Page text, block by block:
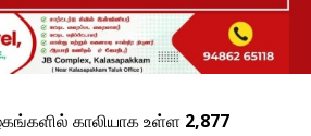
காலியாக உள்ள 2,877